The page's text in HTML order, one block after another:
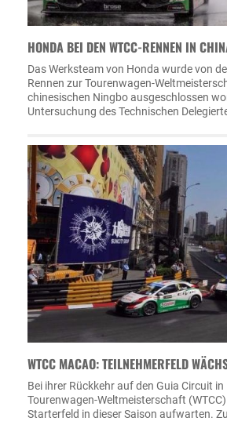
HONDA BEI DEN WTCC-RENNEN IN
Das Werksteam von Honda wurde von
Rennen zur Tourenwagen-
chinesischen Ningbo ausgeschlossen
Untersuchung des Technischen
WTCC MACAO: TEILNEHMERFELD
Bei ihrer Rückkehr auf den Guia Circuit
Tourenwagen-Weltmeisterschaft
Starterfeld in dieser Saison aufwarten.